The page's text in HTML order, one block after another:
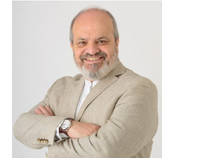
*
Guarda mi nombre, correo electrónico y web en
este navegador para la próxima vez que
comente.
Este sitio esta protegido por
reCAPTCHA y laPolítica de
privacidady losTérminos del servicio